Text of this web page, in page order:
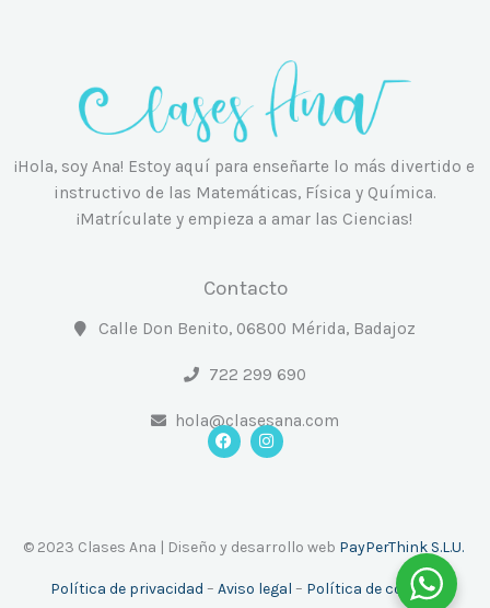
¡Hola, soy Ana! Estoy aquí para enseñarte lo más divertido e
instructivo de las Matemáticas, Física y Química.
¡Matrículate y empieza a amar las Ciencias!
Contacto
Calle Don Benito, 06800 Mérida, Badajoz
722 299 690
hola@clasesana.com
F
a
k
I
n
a
© 2023 Clases Ana | Diseño y desarrollo web PayPerThink S.L.U.
Política de privacidad – Aviso legal – Política de cookies